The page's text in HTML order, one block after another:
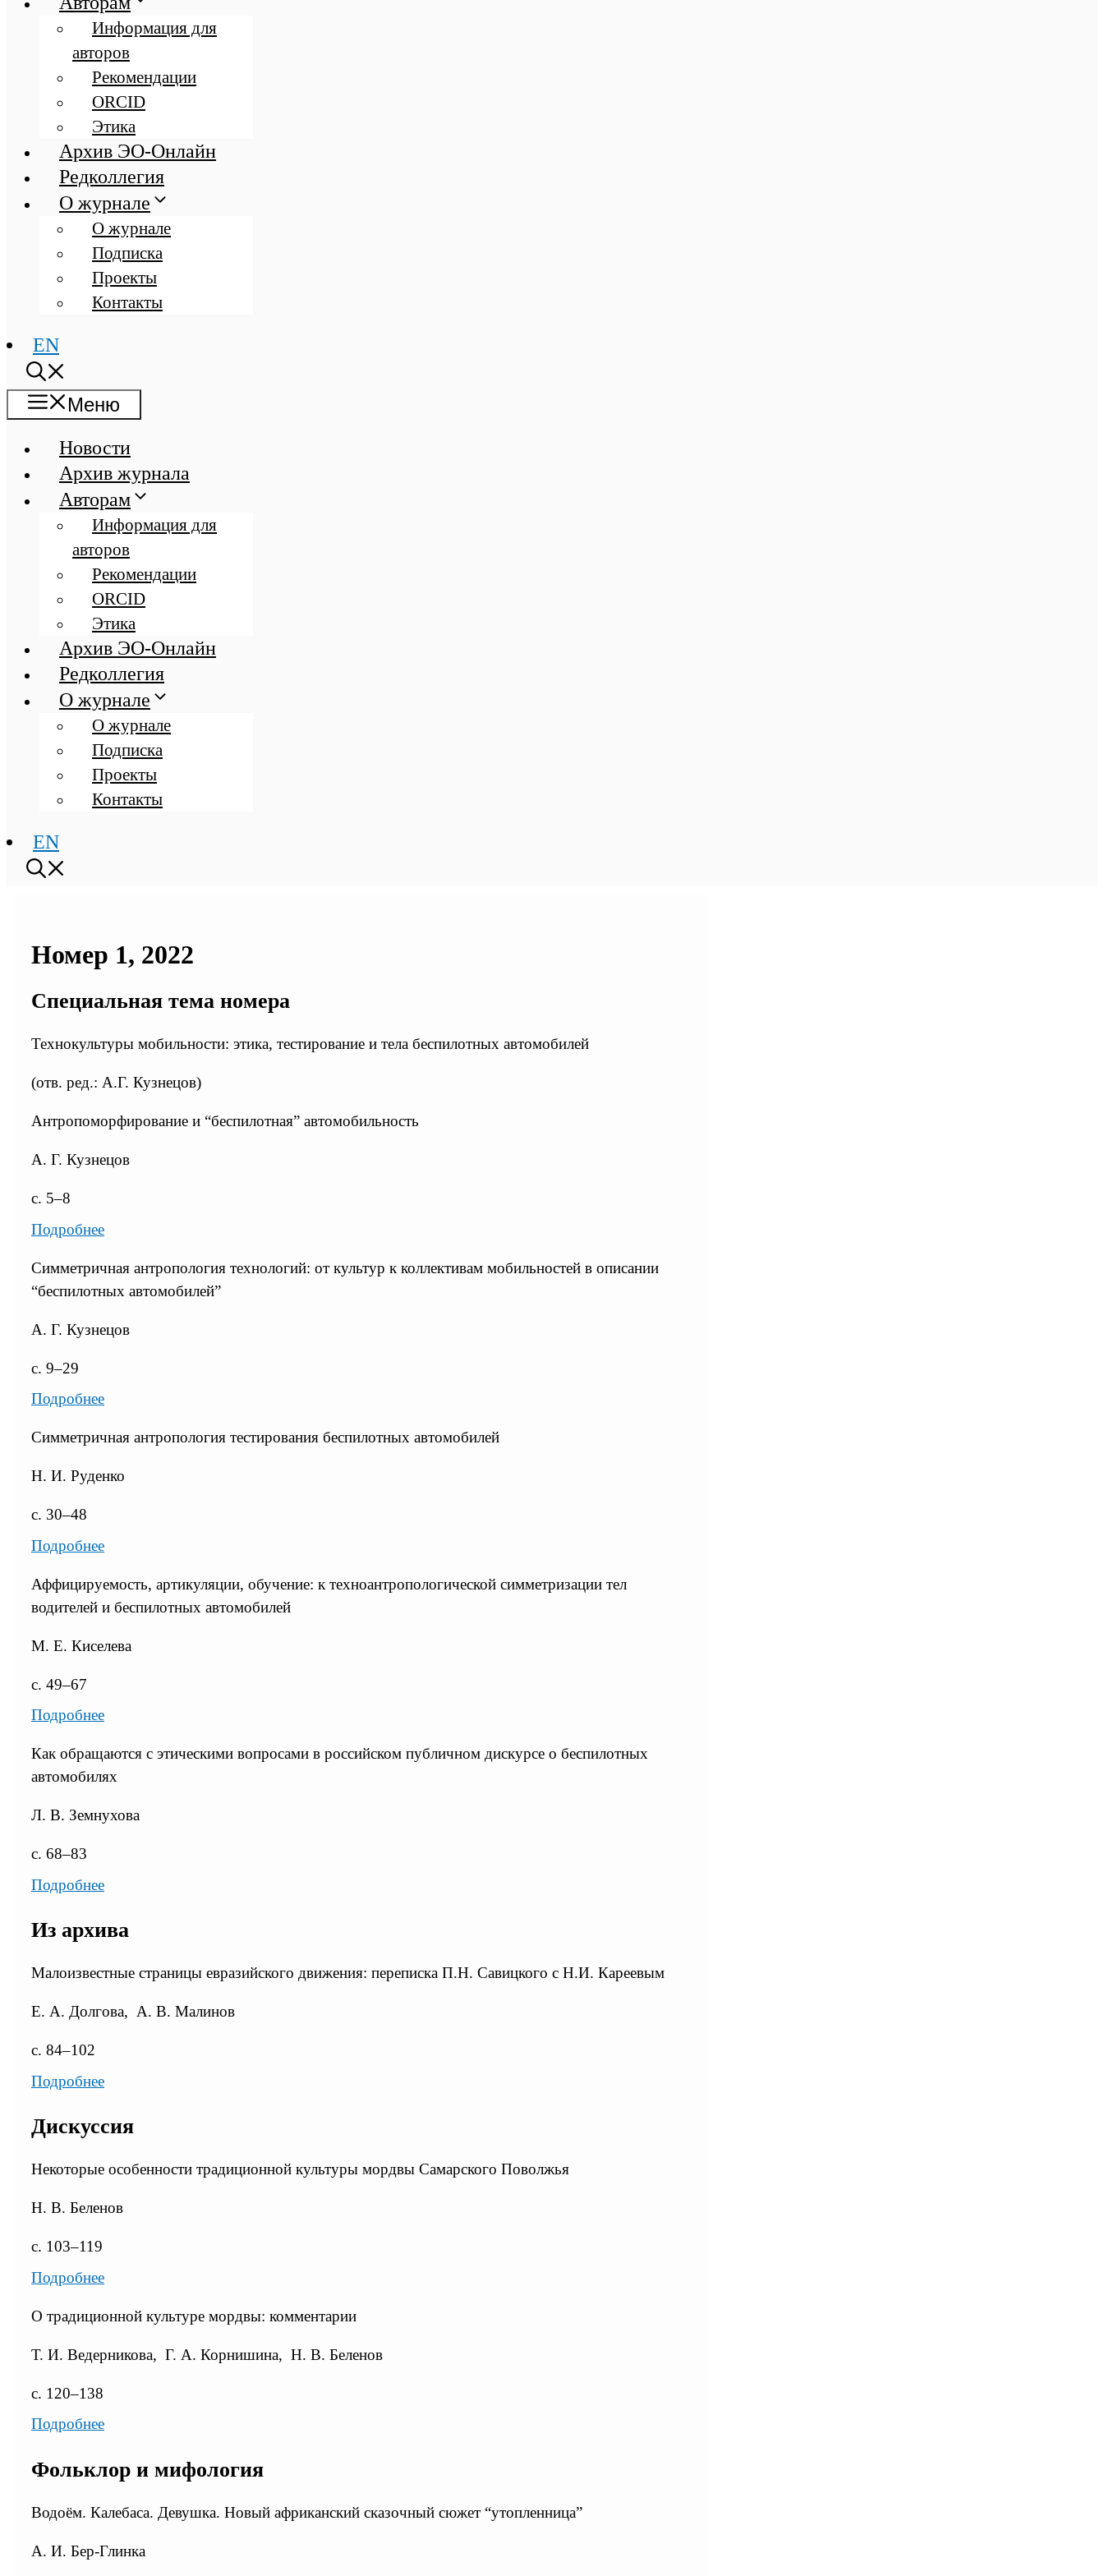
Информация для
авторов
Рекомендации
ORCID
Этика
Архив ЭО-Онлайн
Редколлегия
О журнале
О журнале
Подписка
Проекты
Контакты
EN
Меню
Новости
Архив журнала
Авторам
Информация для
авторов
Рекомендации
ORCID
Этика
Архив ЭО-Онлайн
Редколлегия
О журнале
О журнале
Подписка
Проекты
Контакты
EN
Номер 1, 2022
Специальная тема номера
Технокультуры мобильности: этика, тестирование и тела беспилотных автомобилей
(отв. ред.: А.Г. Кузнецов)
Антропоморфирование и “беспилотная” автомобильность
А. Г. Кузнецов
с. 5–8
Подробнее
Симметричная антропология технологий: от культур к коллективам мобильностей в описании
“беспилотных автомобилей”
А. Г. Кузнецов
с. 9–29
Подробнее
Симметричная антропология тестирования беспилотных автомобилей
Н. И. Руденко
с. 30–48
Подробнее
Аффицируемость, артикуляции, обучение: к техноантропологической симметризации тел
водителей и беспилотных автомобилей
М. Е. Киселева
с. 49–67
Подробнее
Как обращаются с этическими вопросами в российском публичном дискурсе о беспилотных
автомобилях
Л. В. Земнухова
с. 68–83
Подробнее
Из архива
Малоизвестные страницы евразийского движения: переписка П.Н. Савицкого с Н.И. Кареевым
Е. А. Долгова, А. В. Малинов
с. 84–102
Подробнее
Дискуссия
Некоторые особенности традиционной культуры мордвы Самарского Поволжья
Н. В. Беленов
с. 103–119
Подробнее
О традиционной культуре мордвы: комментарии
Т. И. Ведерникова, Г. А. Корнишина, Н. В. Беленов
с. 120–138
Подробнее
Фольклор и мифология
Водоём. Калебаса. Девушка. Новый африканский сказочный сюжет “утопленница”
А. И. Бер-Глинка